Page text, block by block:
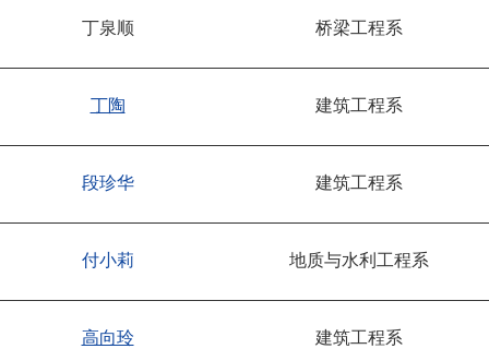
丁泉顺 桥梁工程系
丁陶 建筑工程系
段珍华 建筑工程系
付小莉 地质与水利工程系
高向玲 建筑工程系